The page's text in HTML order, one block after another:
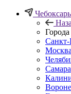
Города
Санкт-
Москва
Самара